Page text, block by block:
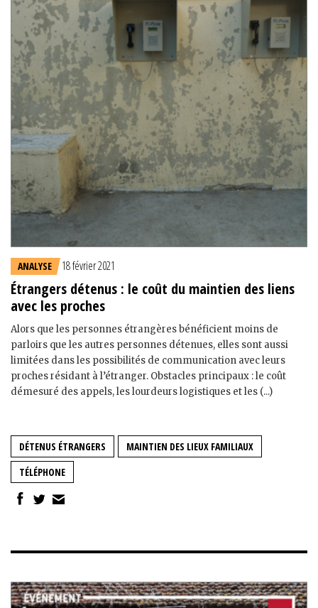
ANALYSE 18 février 2021
Étrangers détenus : le coût du maintien des liens
avec les proches
Alors que les personnes étrangères bénéficient moins de
parloirs que les autres personnes détenues, elles sont aussi
limitées dans les possibilités de communication avec leurs
proches résidant à l’étranger. Obstacles principaux : le coût
démesuré des appels, les lourdeurs logistiques et les (...)
DÉTENUS ÉTRANGERS
MAINTIEN DES LIEUX FAMILIAUX
TÉLÉPHONE